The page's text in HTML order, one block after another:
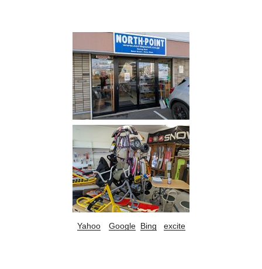
Yahoo Google Bing excite